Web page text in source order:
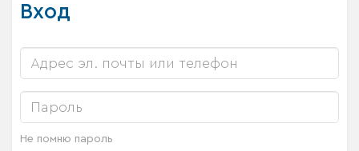
Вход
Не помню пароль